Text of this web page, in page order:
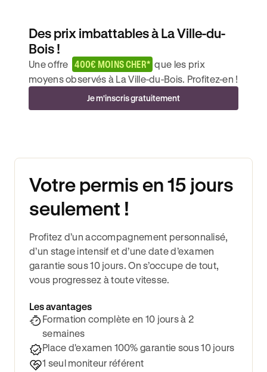
Des prix imbattables à La Ville-du-
Bois !
Une offre 400€ MOINS CHER* que les prix
moyens observés à La Ville-du-Bois. Profitez-en !
Je m'inscris gratuitement
Votre permis en 15 jours
seulement !
Profitez d’un accompagnement personnalisé,
d’un stage intensif et d’une date d’examen
garantie sous 10 jours. On s’occupe de tout,
vous progressez à toute vitesse.
Les avantages
Formation complète en 10 jours à 2
semaines
Place d'examen 100% garantie sous 10 jours
1 seul moniteur référent